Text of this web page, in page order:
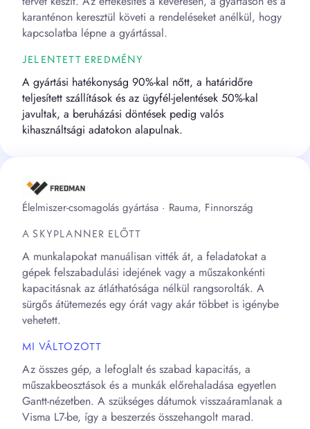
karanténon keresztül követi a rendeléseket anélkül, hogy
kapcsolatba lépne a gyártással.
JELENTETT EREDMÉNY
A gyártási hatékonyság 90%-kal nőtt, a határidőre
teljesített szállítások és az ügyfél-jelentések 50%-kal
javultak, a beruházási döntések pedig valós
kihasználtsági adatokon alapulnak.
Élelmiszer-csomagolás gyártása · Rauma, Finnország
A SKYPLANNER ELŐTT
A munkalapokat manuálisan vitték át, a feladatokat a
gépek felszabadulási idejének vagy a műszakonkénti
kapacitásnak az átláthatósága nélkül rangsorolták. A
sürgős átütemezés egy órát vagy akár többet is igénybe
vehetett.
MI VÁLTOZOTT
Az összes gép, a lefoglalt és szabad kapacitás, a
műszakbeosztások és a munkák előrehaladása egyetlen
Gantt-nézetben. A szükséges dátumok visszaáramlanak a
Visma L7-be, így a beszerzés összehangolt marad.